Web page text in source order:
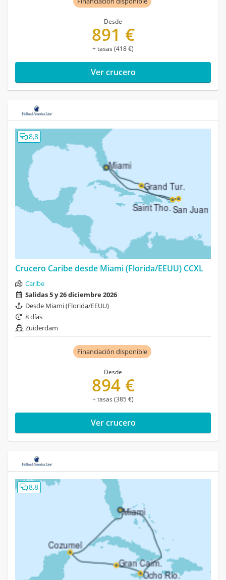
Desde
891 €
+ tasas (418 €)
Ver crucero
8,8
Crucero Caribe desde Miami (Florida/EEUU) CCXL
Caribe
Salidas 5 y 26 diciembre 2026
Desde Miami (Florida/EEUU)
8 días
Zuiderdam
Financiación disponible
Desde
894 €
+ tasas (385 €)
Ver crucero
8,8